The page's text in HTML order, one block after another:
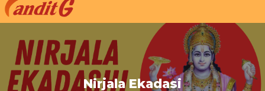
Nirjala Ekadasi